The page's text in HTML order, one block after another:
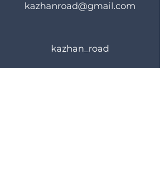
kazhanroad@gmail.com
kazhan_road